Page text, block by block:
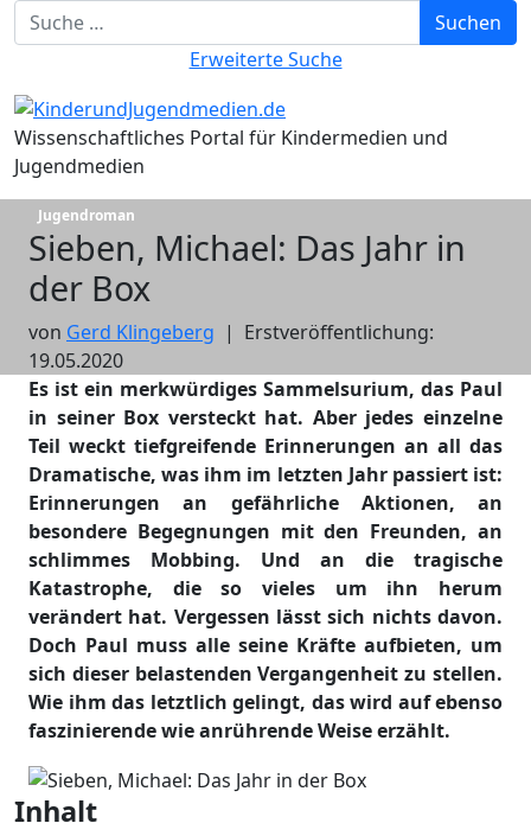
Suchbegriff eingebenSuchen
Erweiterte Suche
Wissenschaftliches Portal für Kindermedien und
Jugendmedien
Jugendroman
Sieben, Michael: Das Jahr in
der Box
von Gerd Klingeberg | Erstveröffentlichung:
19.05.2020
Es ist ein merkwürdiges Sammelsurium, das Paul
in seiner Box versteckt hat. Aber jedes einzelne
Teil weckt tiefgreifende Erinnerungen an all das
Dramatische, was ihm im letzten Jahr passiert ist:
Erinnerungen an gefährliche Aktionen, an
besondere Begegnungen mit den Freunden, an
schlimmes Mobbing. Und an die tragische
Katastrophe, die so vieles um ihn herum
verändert hat. Vergessen lässt sich nichts davon.
Doch Paul muss alle seine Kräfte aufbieten, um
sich dieser belastenden Vergangenheit zu stellen.
Wie ihm das letztlich gelingt, das wird auf ebenso
faszinierende wie anrührende Weise erzählt.
Inhalt